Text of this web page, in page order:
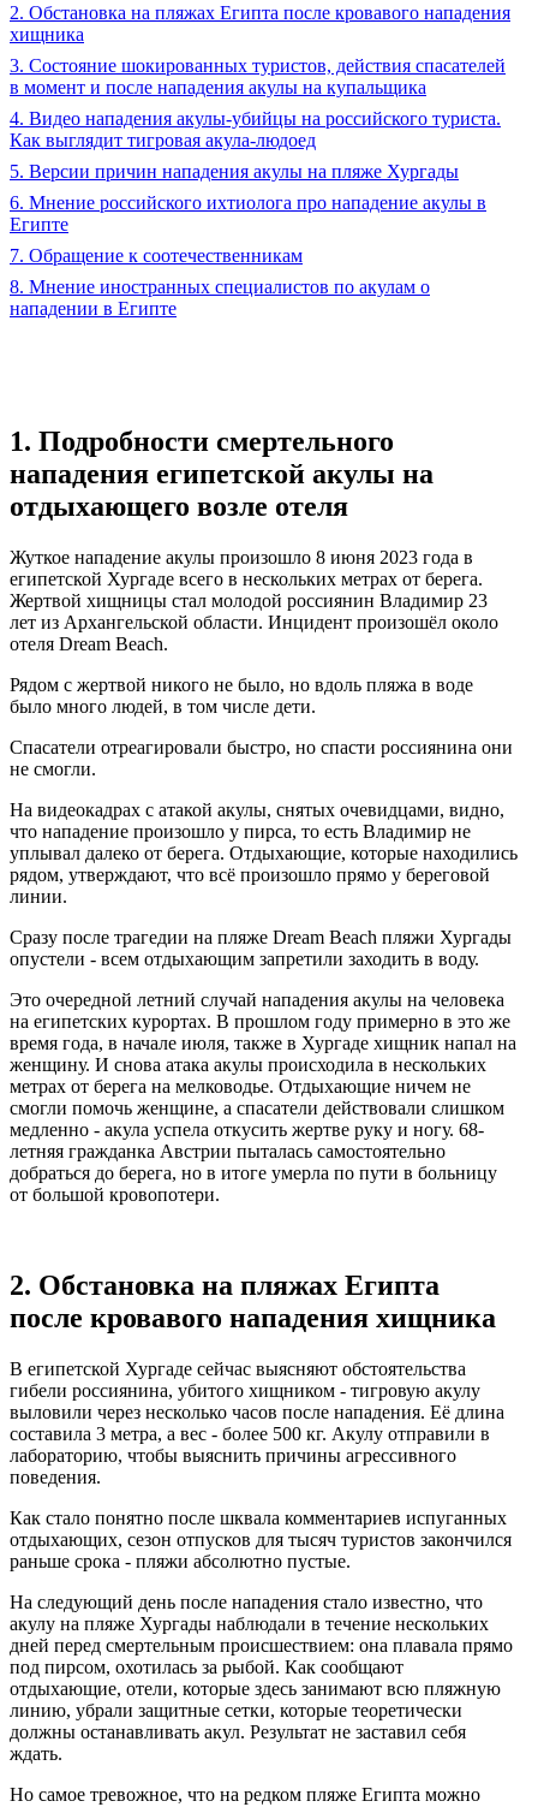
2. Обстановка на пляжах Египта после кровавого нападения
хищника
3. Состояние шокированных туристов, действия спасателей
в момент и после нападения акулы на купальщика
4. Видео нападения акулы-убийцы на российского туриста.
Как выглядит тигровая акула-людоед
5. Версии причин нападения акулы на пляже Хургады
6. Мнение российского ихтиолога про нападение акулы в
Египте
7. Обращение к соотечественникам
8. Мнение иностранных специалистов по акулам о
нападении в Египте
1. Подробности смертельного
нападения египетской акулы на
отдыхающего возле отеля
Жуткое нападение акулы произошло 8 июня 2023 года в
египетской Хургаде всего в нескольких метрах от берега.
Жертвой хищницы стал молодой россиянин Владимир 23
лет из Архангельской области. Инцидент произошёл около
отеля Dream Beach.
Рядом с жертвой никого не было, но вдоль пляжа в воде
было много людей, в том числе дети.
Спасатели отреагировали быстро, но спасти россиянина они
не смогли.
На видеокадрах с атакой акулы, снятых очевидцами, видно,
что нападение произошло у пирса, то есть Владимир не
уплывал далеко от берега. Отдыхающие, которые находились
рядом, утверждают, что всё произошло прямо у береговой
линии.
Сразу после трагедии на пляже Dream Beach пляжи Хургады
опустели - всем отдыхающим запретили заходить в воду.
Это очередной летний случай нападения акулы на человека
на египетских курортах. В прошлом году примерно в это же
время года, в начале июля, также в Хургаде хищник напал на
женщину. И снова атака акулы происходила в нескольких
метрах от берега на мелководье. Отдыхающие ничем не
смогли помочь женщине, а спасатели действовали слишком
медленно - акула успела откусить жертве руку и ногу. 68-
летняя гражданка Австрии пыталась самостоятельно
добраться до берега, но в итоге умерла по пути в больницу
от большой кровопотери.
2. Обстановка на пляжах Египта
после кровавого нападения хищника
В египетской Хургаде сейчас выясняют обстоятельства
гибели россиянина, убитого хищником - тигровую акулу
выловили через несколько часов после нападения. Её длина
составила 3 метра, а вес - более 500 кг. Акулу отправили в
лабораторию, чтобы выяснить причины агрессивного
поведения.
Как стало понятно после шквала комментариев испуганных
отдыхающих, сезон отпусков для тысяч туристов закончился
раньше срока - пляжи абсолютно пустые.
На следующий день после нападения стало известно, что
акулу на пляже Хургады наблюдали в течение нескольких
дней перед смертельным происшествием: она плавала прямо
под пирсом, охотилась за рыбой. Как сообщают
отдыхающие, отели, которые здесь занимают всю пляжную
линию, убрали защитные сетки, которые теоретически
должны останавливать акул. Результат не заставил себя
ждать.
Но самое тревожное, что на редком пляже Египта можно